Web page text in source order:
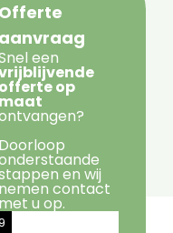
Offerte
aanvraag
een
offerte op
maat
Doorloop
en wij
nemen contact
met u op.